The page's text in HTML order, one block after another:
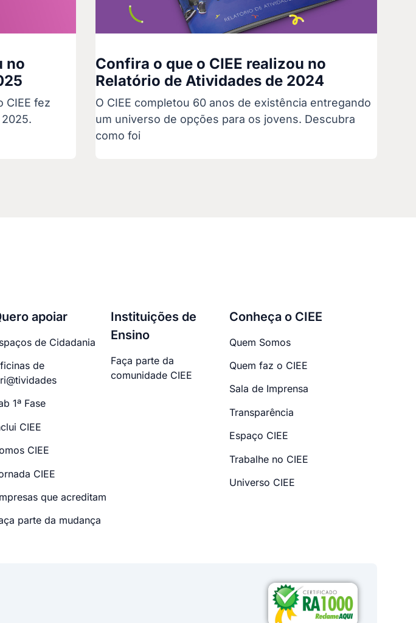
no
CIEE fez
Confira o que o CIEE realizou no
Relatório de Atividades de 2024
O CIEE completou 60 anos de existência entregando
um universo de opções para os jovens. Descubra
como foi
apoiar
de Cidadania
de
1ª Fase
CIEE
CIEE
CIEE
que acreditam
parte da mudança
Instituições de
Ensino
Faça parte da
comunidade CIEE
Conheça o CIEE
Quem Somos
Quem faz o CIEE
Sala de Imprensa
Transparência
Espaço CIEE
Trabalhe no CIEE
Universo CIEE